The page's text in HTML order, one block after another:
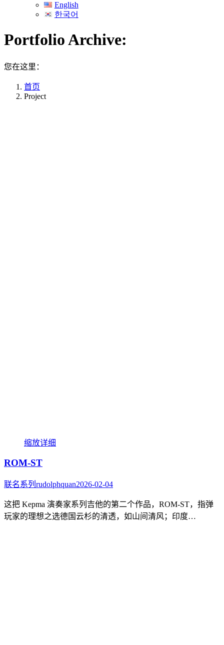
English
한국어
Portfolio Archive:
您在这里：
首页
Project
缩放详细
ROM-ST
联名系列 rudolphquan2026-02-04
这把 Kepma 演奏家系列吉他的第二个作品，ROM-ST，指弹
玩家的理想之选德国云杉的清透，如山间清风；印度…